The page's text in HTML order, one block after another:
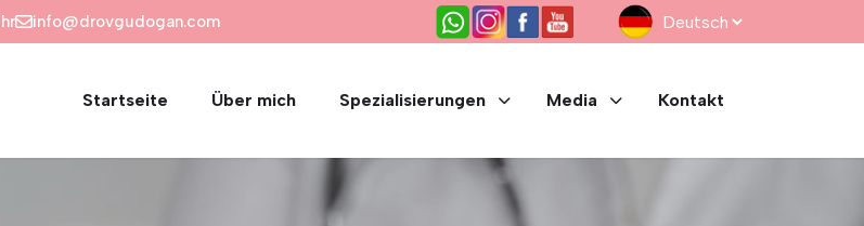
info@drovgudogan.com
Startseite Über mich Spezialisierungen Media Kontakt